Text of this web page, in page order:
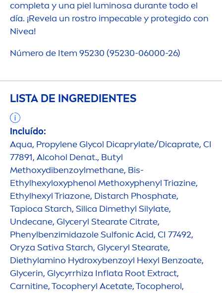
completa y una piel luminosa durante todo el
día. ¡Revela un rostro impecable y protegido con
Nivea!
Número de Item 95230 (95230-06000-26)
LISTA DE INGREDIENTES
Incluído:
Aqua, Propylene Glycol Dicaprylate/Dicaprate, CI
77891, Alcohol Denat., Butyl
Methoxydibenzoylmethane, Bis-
Ethylhexyloxyphenol Methoxyphenyl Triazine,
Ethylhexyl Triazone, Distarch Phosphate,
Tapioca Starch, Silica Dimethyl Silylate,
Undecane, Glyceryl Stearate Citrate,
Phenylbenzimidazole Sulfonic Acid, CI 77492,
Oryza Sativa Starch, Glyceryl Stearate,
Diethylamino Hydroxybenzoyl Hexyl Benzoate,
Glycerin, Glycyrrhiza Inflata Root Extract,
Carnitine, Tocopheryl Acetate, Tocopherol,